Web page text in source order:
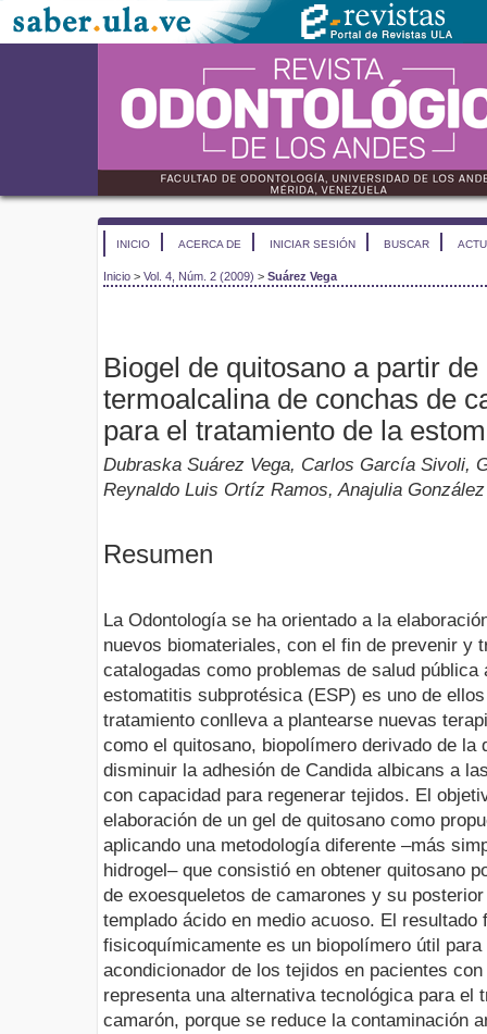
INICIO ACERCA DE INICIAR SESIÓN BUSCAR
Inicio > Vol. 4, Núm. 2 (2009) > Suárez Vega
Biogel de quitosano a partir
termoalcalina de conchas de
para el tratamiento de la
Dubraska Suárez Vega, Carlos García Sivoli,
Reynaldo Luis Ortíz Ramos, Anajulia González
Resumen
La Odontología se ha orientado a la
nuevos biomateriales, con el fin de prevenir y
catalogadas como problemas de salud pública
estomatitis subprotésica (ESP) es uno de
tratamiento conlleva a plantearse nuevas
como el quitosano, biopolímero derivado de la
disminuir la adhesión de Candida albicans a
con capacidad para regenerar tejidos. El
elaboración de un gel de quitosano como
aplicando una metodología diferente –más
hidrogel– que consistió en obtener quitosano
de exoesqueletos de camarones y su
templado ácido en medio acuoso. El resultado
fisicoquímicamente es un biopolímero útil
acondicionador de los tejidos en pacientes
representa una alternativa tecnológica para el
camarón, porque se reduce la contaminación